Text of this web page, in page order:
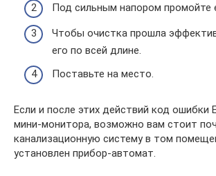
Под сильным напором промойте
Чтобы очистка прошла
его по всей длине.
Поставьте на место.
Если и после этих действий код ошибки
мини-монитора, возможно вам стоит
канализационную систему в том
установлен прибор-автомат.